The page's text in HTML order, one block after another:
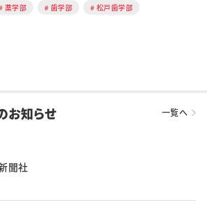
薬学部 歯学部
松戸歯学部
お知らせ 一覧へ
聞社